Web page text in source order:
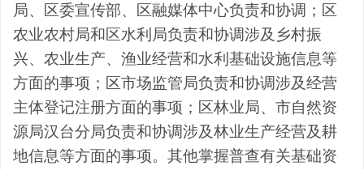
局、
区委宣传部、 区融媒体中心负责和协调 ； 区
农业农村局和 区水利局负责和协调涉及乡村振
兴、农业生产、 渔业经营和水利基础设施信息等
方面的事项 ； 区市场监管局负责和协调涉及经营
主体登记注册方面的事项 ； 区林业局、市自然资
源局汉台分局负责和协调涉及林业生产经营及耕
地信息等方面的事项。 其他掌握普查有关基础资